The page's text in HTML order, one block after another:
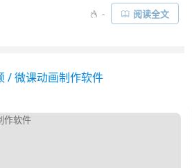
、抠图、照片修复、人
技术背景很难用得上。而Paper2GUI正
- 阅读全文
/ 微课动画制作软件